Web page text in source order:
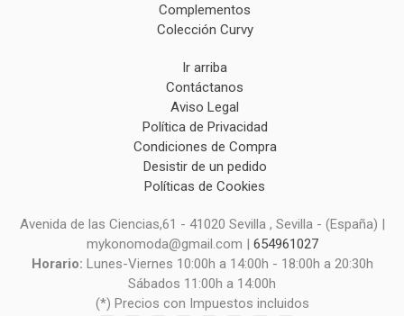
Complementos
Colección Curvy
Ir arriba
Contáctanos
Aviso Legal
Política de Privacidad
Condiciones de Compra
Desistir de un pedido
Políticas de Cookies
Avenida de las Ciencias,61 - 41020 Sevilla , Sevilla - (España) |
mykonomoda@gmail.com | 654961027
Horario: Lunes-Viernes 10:00h a 14:00h - 18:00h a 20:30h
Sábados 11:00h a 14:00h
(*) Precios con Impuestos incluidos